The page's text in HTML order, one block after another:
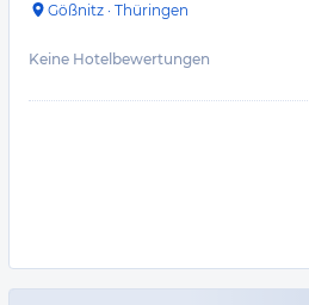
Gößnitz · Thüringen
Keine Hotelbewertungen